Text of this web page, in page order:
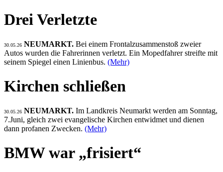
Drei Verletzte
30.05.26 NEUMARKT. Bei einem Frontalzusammenstoß zweier
Autos wurden die Fahrerinnen verletzt. Ein Mopedfahrer streifte mit
seinem Spiegel einen Linienbus. (Mehr)
Kirchen schließen
30.05.26 NEUMARKT. Im Landkreis Neumarkt werden am Sonntag,
7.Juni, gleich zwei evangelische Kirchen entwidmet und dienen
dann profanen Zwecken. (Mehr)
BMW war „frisiert“